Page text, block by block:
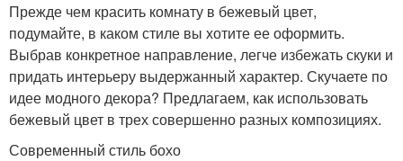
Прежде чем красить комнату в бежевый цвет,
подумайте, в каком стиле вы хотите ее оформить.
Выбрав конкретное направление, легче избежать скуки и
придать интерьеру выдержанный характер. Скучаете по
идее модного декора? Предлагаем, как использовать
бежевый цвет в трех совершенно разных композициях.
Современный стиль бохо